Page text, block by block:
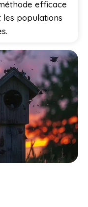
efficace
populations